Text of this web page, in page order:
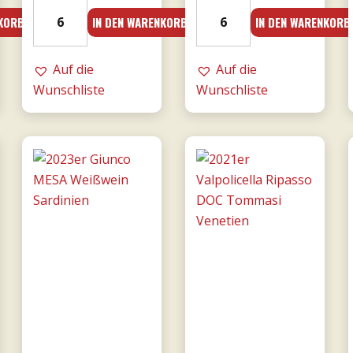
Mille
e
una
notte
DOC
-
Donnafugata
Menge
IN DEN WARENKORB
Auf die
Wunschliste
Amarone
dalla
Valpolicella
DOCG
0,75l
Tommasi
Menge
IN DEN WARENKORB
Auf die
Wunschliste